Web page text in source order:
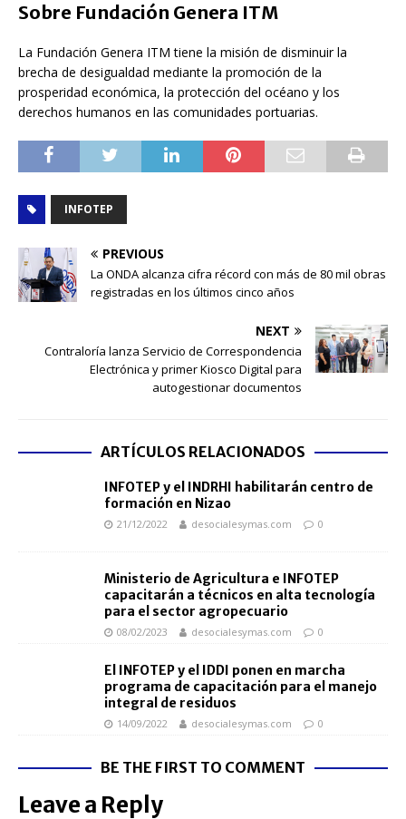
Sobre Fundación Genera ITM
La Fundación Genera ITM tiene la misión de disminuir la
brecha de desigualdad mediante la promoción de la
prosperidad económica, la protección del océano y los
derechos humanos en las comunidades portuarias.
INFOTEP
PREVIOUS
La ONDA alcanza cifra récord con más de 80 mil obras
registradas en los últimos cinco años
NEXT
Contraloría lanza Servicio de Correspondencia
Electrónica y primer Kiosco Digital para
autogestionar documentos
ARTÍCULOS RELACIONADOS
INFOTEP y el INDRHI habilitarán centro de
formación en Nizao
21/12/2022 desocialesymas.com 0
Ministerio de Agricultura e INFOTEP
capacitarán a técnicos en alta tecnología
para el sector agropecuario
08/02/2023 desocialesymas.com 0
El INFOTEP y el IDDI ponen en marcha
programa de capacitación para el manejo
integral de residuos
14/09/2022 desocialesymas.com 0
BE THE FIRST TO COMMENT
Leave a Reply